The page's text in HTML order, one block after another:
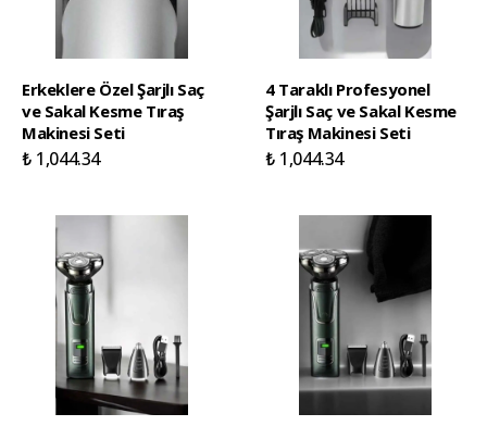
Erkeklere Özel Şarjlı Saç
ve Sakal Kesme Tıraş
Makinesi Seti
₺ 1,044.34
4 Taraklı Profesyonel
Şarjlı Saç ve Sakal Kesme
Tıraş Makinesi Seti
₺ 1,044.34